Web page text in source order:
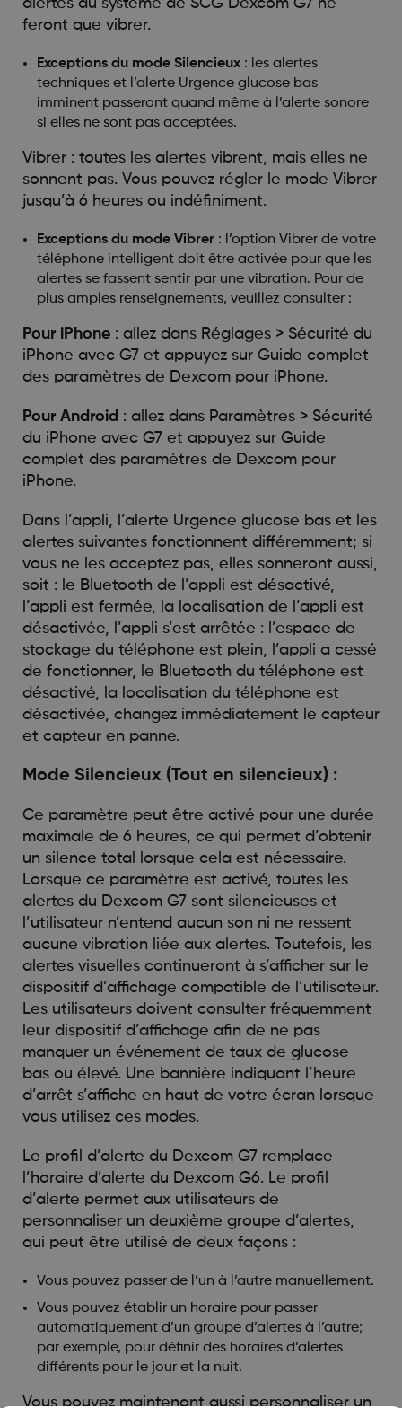
alertes du système de SCG Dexcom G7 ne
feront que vibrer.
Exceptions du mode Silencieux: les alertes
techniques et l’alerte Urgence glucose bas
imminent passeront quand même à l’alerte sonore
si elles ne sont pas acceptées.
Vibrer : toutes les alertes vibrent, mais elles ne
sonnent pas. Vous pouvez régler le mode Vibrer
jusqu’à 6 heures ou indéfiniment.
Exceptions du mode Vibrer : l’option Vibrer de votre
téléphone intelligent doit être activée pour que les
alertes se fassent sentir par une vibration. Pour de
plus amples renseignements, veuillez consulter :
Pour iPhone: allez dans Réglages > Sécurité du
iPhone avec G7 et appuyez sur Guide complet
des paramètres de Dexcom pour iPhone.
Pour Android : allez dans Paramètres > Sécurité
du iPhone avec G7 et appuyez sur Guide
complet des paramètres de Dexcom pour
iPhone.
Dans l’appli, l’alerte Urgence glucose bas et les
alertes suivantes fonctionnent différemment; si
vous ne les acceptez pas, elles sonneront aussi,
soit : le Bluetooth de l’appli est désactivé,
l’appli est fermée, la localisation de l’appli est
désactivée, l’appli s’est arrêtée : l’espace de
stockage du téléphone est plein, l’appli a cessé
de fonctionner, le Bluetooth du téléphone est
désactivé, la localisation du téléphone est
désactivée, changez immédiatement le capteur
et capteur en panne.
Mode Silencieux (Tout en silencieux) :
Ce paramètre peut être activé pour une durée
maximale de 6 heures, ce qui permet d’obtenir
un silence total lorsque cela est nécessaire.
Lorsque ce paramètre est activé, toutes les
alertes du Dexcom G7 sont silencieuses et
l’utilisateur n’entend aucun son ni ne ressent
aucune vibration liée aux alertes. Toutefois, les
alertes visuelles continueront à s’afficher sur le
dispositif d’affichage compatible de l’utilisateur.
Les utilisateurs doivent consulter fréquemment
leur dispositif d’affichage afin de ne pas
manquer un événement de taux de glucose
bas ou élevé. Une bannière indiquant l’heure
d’arrêt s’affiche en haut de votre écran lorsque
vous utilisez ces modes.
Le profil d’alerte du Dexcom G7 remplace
l’horaire d’alerte du Dexcom G6. Le profil
d’alerte permet aux utilisateurs de
personnaliser un deuxième groupe d’alertes,
qui peut être utilisé de deux façons :
Vous pouvez passer de l’un à l’autre manuellement.
Vous pouvez établir un horaire pour passer
automatiquement d’un groupe d’alertes à l’autre;
par exemple, pour définir des horaires d’alertes
différents pour le jour et la nuit.
Vous pouvez maintenant aussi personnaliser un